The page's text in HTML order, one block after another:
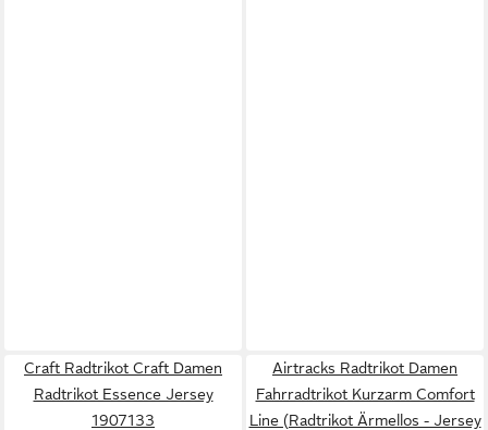
Craft Radtrikot Craft Damen
Radtrikot Essence Jersey
1907133
Airtracks Radtrikot Damen
Fahrradtrikot Kurzarm Comfort
Line (Radtrikot Ärmellos - Jersey